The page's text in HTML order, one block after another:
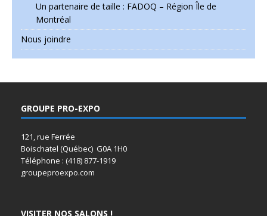
Un partenaire de taille : FADOQ – Région Île de
Montréal
Nous joindre
GROUPE PRO-EXPO
121, rue Ferrée
Boischatel (Québec) G0A 1H0
Téléphone : (418) 877-1919
groupeproexpo.com
VISITER NOS SALONS !